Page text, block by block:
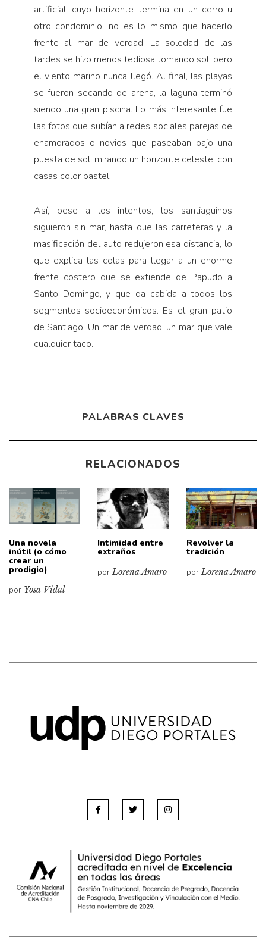
artificial, cuyo horizonte termina en un cerro u
otro condominio, no es lo mismo que hacerlo
frente al mar de verdad. La soledad de las
tardes se hizo menos tediosa tomando sol, pero
el viento marino nunca llegó. Al final, las playas
se fueron secando de arena, la laguna terminó
siendo una gran piscina. Lo más interesante fue
las fotos que subían a redes sociales parejas de
enamorados o novios que paseaban bajo una
puesta de sol, mirando un horizonte celeste, con
casas color pastel.
Así, pese a los intentos, los santiaguinos
siguieron sin mar, hasta que las carreteras y la
masificación del auto redujeron esa distancia, lo
que explica las colas para llegar a un enorme
frente costero que se extiende de Papudo a
Santo Domingo, y que da cabida a todos los
segmentos socioeconómicos. Es el gran patio
de Santiago. Un mar de verdad, un mar que vale
cualquier taco.
PALABRAS CLAVES
RELACIONADOS
Una novela
inútil (o cómo
crear un
prodigio)
por Yosa Vidal
Intimidad entre
extraños
porLorena Amaro
Revolver la
tradición
porLorena Amaro